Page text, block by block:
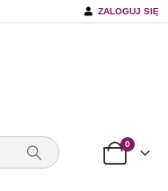
ZALOGUJ SIĘ
0